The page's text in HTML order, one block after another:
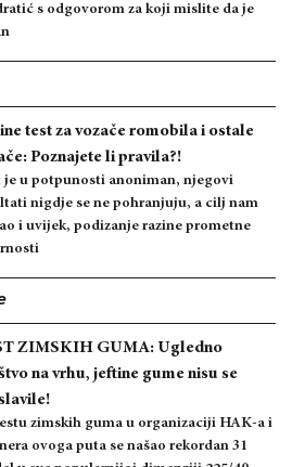
s odgovorom za koji mislite da je
test za vozače romobila i ostale
Poznajete li pravila?!
je u potpunosti anoniman, njegovi
nigdje se ne pohranjuju, a cilj nam
i uvijek, podizanje razine prometne
ZIMSKIH GUMA: Ugledno
na vrhu, jeftine gume nisu se
zimskih guma u organizaciji HAK-a i
ovoga puta se našao rekordan 31